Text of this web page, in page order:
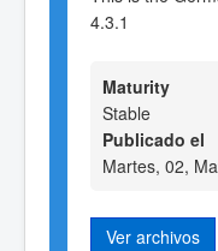
4.3.1
Maturity
Stable
Publicado el
Martes, 02,
Ver archivos